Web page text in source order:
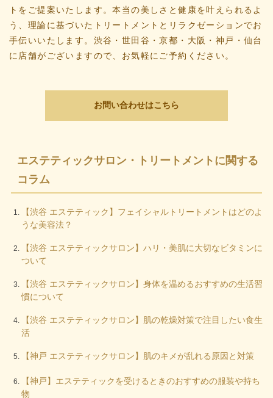
トをご提案いたします。本当の美しさと健康を叶えられるよ
う、理論に基づいたトリートメントとリラクゼーションでお
手伝いいたします。渋谷・世田谷・京都・大阪・神戸・仙台
に店舗がございますので、お気軽にご予約ください。
お問い合わせはこちら
エステティックサロン・トリートメントに関する
コラム
【渋谷 エステティック】フェイシャルトリートメントはどのよ
うな美容法？
【渋谷 エステティックサロン】ハリ・美肌に大切なビタミンに
ついて
【渋谷 エステティックサロン】身体を温めるおすすめの生活習
慣について
【渋谷 エステティックサロン】肌の乾燥対策で注目したい食生
活
【神戸 エステティックサロン】肌のキメが乱れる原因と対策
【神戸】エステティックを受けるときのおすすめの服装や持ち
物